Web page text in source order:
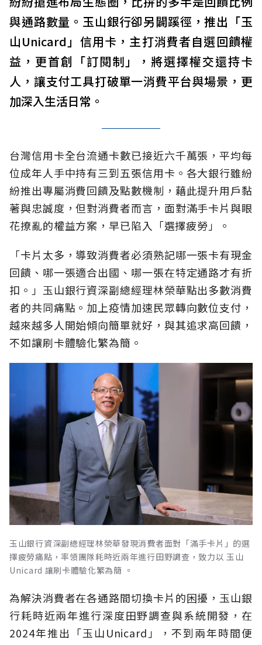
與通路數量。玉山銀行卻另闢蹊徑，推出「玉
山Unicard」信用卡，主打消費者自選回饋權
益，更首創「訂閱制」，將選擇權交還持卡
人，讓支付工具打破單一消費平台與場景，更
加深入生活日常。
台灣信用卡全台流通卡數已接近六千萬張，平均每
位成年人手中持有三到五張信用卡。各大銀行雖紛
紛推出專屬消費回饋及點數機制，藉此提升用戶黏
著與忠誠度，但對消費者而言，面對滿手卡片與眼
花撩亂的權益方案，早已陷入「選擇疲勞」。
「卡片太多，導致消費者必須熟記哪一張卡有現金
回饋、哪一張適合出國、哪一張在特定通路才有折
扣。」玉山銀行資深副總經理林榮華點出多數消費
者的共同痛點。加上疫情加速民眾轉向數位支付，
越來越多人開始傾向簡單就好，與其追求高回饋，
不如讓刷卡體驗化繁為簡。
玉山銀行資深副總經理林榮華發現消費者面對「滿手卡片」的選
擇疲勞痛點，率領團隊耗時近兩年進行田野調查，致力以 玉山
Unicard 讓刷卡體驗化繁為簡 。
為解決消費者在各通路間切換卡片的困擾，玉山銀
行耗時近兩年進行深度田野調查與系統開發，在
2024年推出「玉山Unicard」，不到兩年時間便